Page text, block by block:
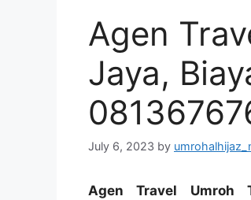
Agen
Jaya,
July 6, 2023 by
Agen Travel Umroh